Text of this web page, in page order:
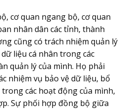
cơ quan ngang bộ, cơ quan
nhân dân các tỉnh, thành
cũng có trách nhiệm quản lý
liệu cá nhân trong các
quản lý của mình. Họ phải
nhiệm vụ bảo vệ dữ liệu, bổ
các hoạt động của mình,
Sự phối hợp đồng bộ giữa